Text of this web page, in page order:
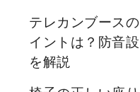
テレカンブース
イントは？防音
を解説